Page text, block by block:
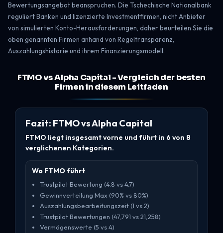
Bewertungsangebot beanspruchen. Die Tschechische Nationalbank
reguliert Banken und lizenzierte Investmentfirmen, nicht Anbieter
von simulierten Konto-Herausforderungen, daher beurteilen Sie die
oben genannten Firmen anhand von Regeltransparenz,
Auszahlungshistorie und ihrem Finanzierungsmodell.
FTMO vs Alpha Capital - Vergleich der besten
Firmen in diesem Leitfaden
Fazit: FTMO vs Alpha Capital
FTMO liegt insgesamt vorne und führt in 6 von 8
verglichenen Kategorien.
Wo FTMO führt
Trustpilot Bewertung (4.8 vs 4.7)
Gewinnverteilung Max (90% vs 80%)
Auszahlungsbearbeitungszeit (1 vs 2)
Trustpilot Bewertungen (47,791 vs 21,258)
Vermögenswerte (5 vs 4)